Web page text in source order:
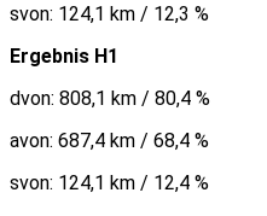
svon: 124,1 km / 12,3 %
Ergebnis H1
dvon: 808,1 km / 80,4 %
avon: 687,4 km / 68,4 %
svon: 124,1 km / 12,4 %